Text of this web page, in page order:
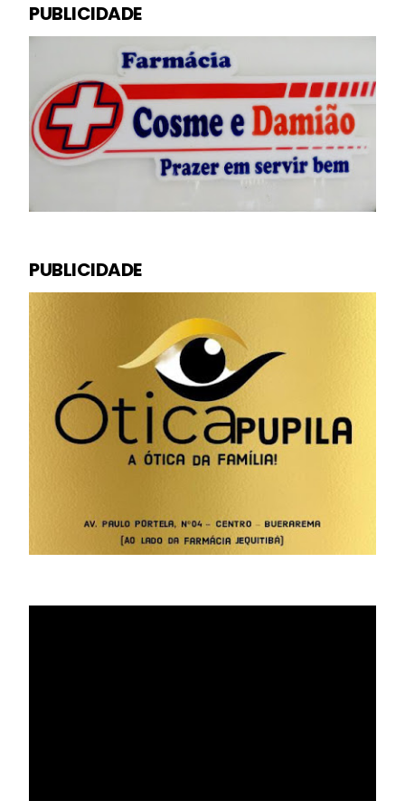
PUBLICIDADE
PUBLICIDADE